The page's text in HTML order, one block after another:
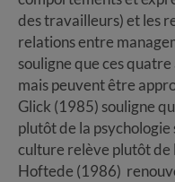
des travailleurs) et les
relations entre
souligne que ces
mais peuvent être
Glick (1985) souligne
plutôt de la psychologie
culture relève plutôt de
Hoftede (1986)